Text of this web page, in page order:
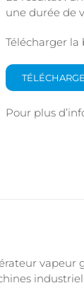
une durée de
Télécharger la
Pour plus
vapeur